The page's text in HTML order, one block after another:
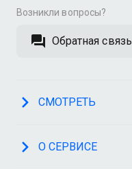
Возникли вопросы?
Обратная связь
СМОТРЕТЬ
О СЕРВИСЕ